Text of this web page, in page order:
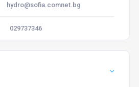
hydro@sofia.comnet.bg
029737346